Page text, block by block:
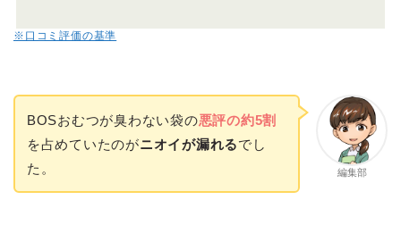
※口コミ評価の基準
編集部
BOSおむつが臭わない袋の悪評の約5割
を占めていたのがニオイが漏れるでし
た。